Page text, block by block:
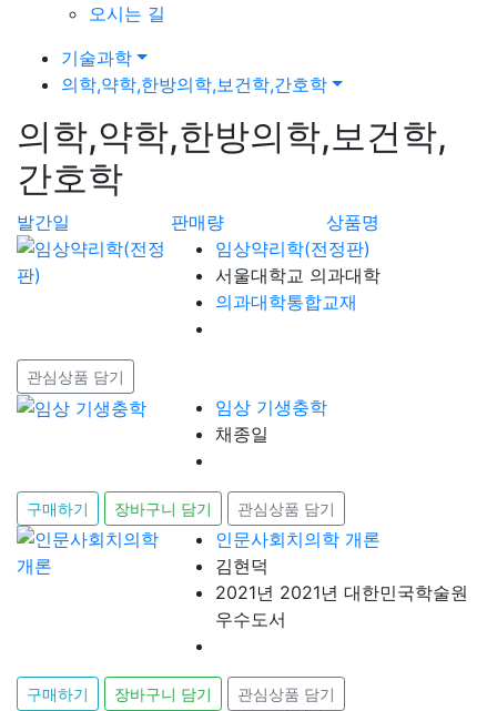
오시는 길
기술과학
의학,약학,한방의학,보건학,간호학
의학,약학,한방의학,보건학,
간호학
발간일 판매량
상품명
임상약리학(전정판)
서울대학교 의과대학
의과대학통합교재
관심상품 담기
임상 기생충학
채종일
구매하기 장바구니 담기 관심상품 담기
인문사회치의학 개론
김현덕
2021년 2021년 대한민국학술원
우수도서
구매하기 장바구니 담기 관심상품 담기